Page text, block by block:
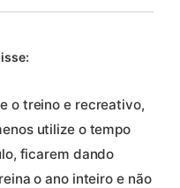
o treino e recreativo,
utilize o tempo
ficarem dando
o ano inteiro e não